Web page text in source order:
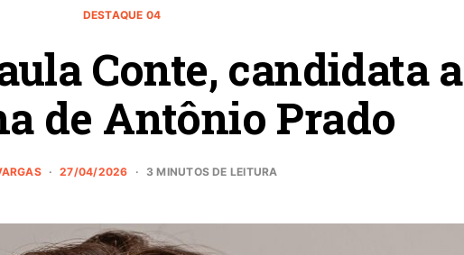
DESTAQUE 04
Conte, candidata a
de Antônio Prado
27/04/2026 3 MINUTOS DE LEITURA